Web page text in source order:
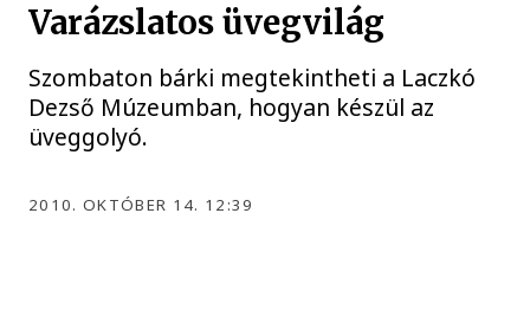
Varázslatos üvegvilág
Szombaton bárki megtekintheti a Laczkó
Dezső Múzeumban, hogyan készül az
üveggolyó.
2010. OKTÓBER 14. 12:39